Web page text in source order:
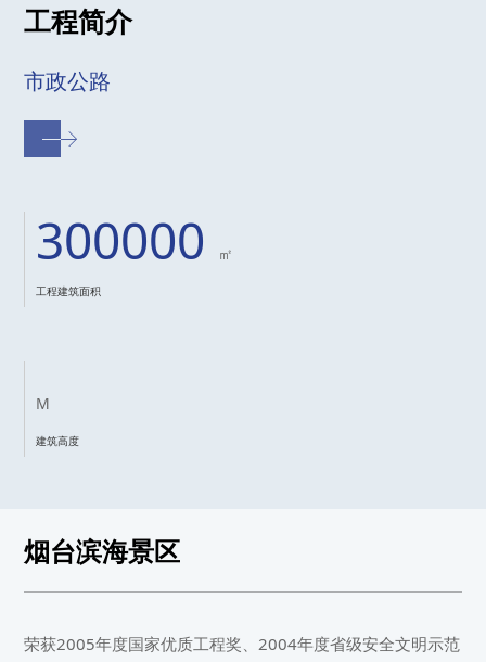
工程简介
市政公路
300000 ㎡
工程建筑面积
M
建筑高度
烟台滨海景区
荣获2005年度国家优质工程奖、2004年度省级安全文明示范